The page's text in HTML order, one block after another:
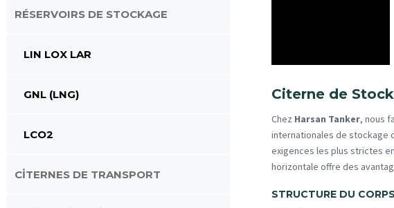
RÉSERVOIRS DE STOCKAGE
LIN LOX LAR
GNL (LNG)
LCO2
CİTERNES DE TRANSPORT
Citerne de
Chez Harsan Tanker, nous
internationales de stockage
exigences les plus strictes
horizontale offre des
STRUCTURE DU